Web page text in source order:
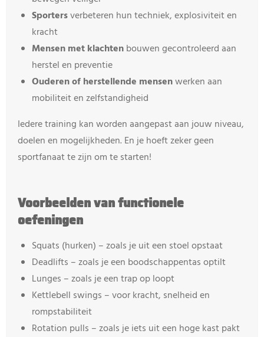
Sportersverbeteren hun techniek, explosiviteit en
kracht
Mensen met klachtenbouwen gecontroleerd aan
herstel en preventie
Ouderen of herstellende mensenwerken aan
mobiliteit en zelfstandigheid
Iedere training kan worden aangepast aan jouw niveau,
doelen en mogelijkheden. En je hoeft zeker geen
sportfanaat te zijn om te starten!
Voorbeelden van functionele
oefeningen
Squats (hurken) – zoals je uit een stoel opstaat
Deadlifts – zoals je een boodschappentas optilt
Lunges – zoals je een trap op loopt
Kettlebell swings – voor kracht, snelheid en
rompstabiliteit
Rotation pulls – zoals je iets uit een hoge kast pakt